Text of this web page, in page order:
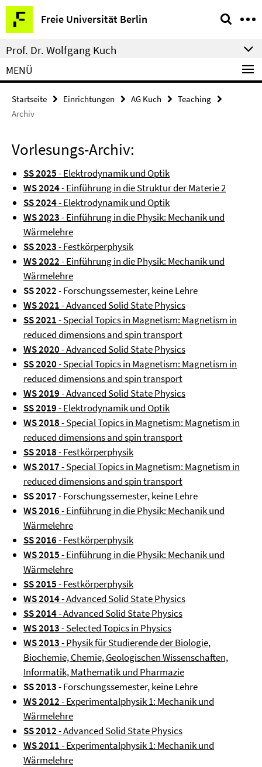
Springe
direkt
zu
Inhalt
Freie Universität Berlin
Service-
Navigation
Prof. Dr. Wolfgang Kuch
MENÜ
Startseite Einrichtungen AG Kuch
Teaching
Archiv
Vorlesungs-Archiv:
SS 2025- Elektrodynamik und Optik
WS 2024- Einführung in die Struktur der Materie 2
SS 2024- Elektrodynamik und Optik
WS 2023- Einführung in die Physik: Mechanik und
Wärmelehre
SS 2023- Festkörperphysik
WS 2022- Einführung in die Physik: Mechanik und
Wärmelehre
SS 2022- Forschungssemester, keine Lehre
WS 2021- Advanced Solid State Physics
SS 2021- Special Topics in Magnetism: Magnetism in
reduced dimensions and spin transport
WS 2020- Advanced Solid State Physics
SS 2020- Special Topics in Magnetism: Magnetism in
reduced dimensions and spin transport
WS 2019- Advanced Solid State Physics
SS 2019- Elektrodynamik und Optik
WS 2018- Special Topics in Magnetism: Magnetism in
reduced dimensions and spin transport
SS 2018- Festkörperphysik
WS 2017- Special Topics in Magnetism: Magnetism in
reduced dimensions and spin transport
SS 2017- Forschungssemester, keine Lehre
WS 2016- Einführung in die Physik: Mechanik und
Wärmelehre
SS 2016- Festkörperphysik
WS 2015- Einführung in die Physik: Mechanik und
Wärmelehre
SS 2015- Festkörperphysik
WS 2014- Advanced Solid State Physics
SS 2014- Advanced Solid State Physics
WS 2013- Selected Topics in Physics
WS 2013- Physik für Studierende der Biologie,
Biochemie, Chemie, Geologischen Wissenschaften,
Informatik, Mathematik und Pharmazie
SS 2013- Forschungssemester, keine Lehre
WS 2012- Experimentalphysik 1: Mechanik und
Wärmelehre
SS 2012- Advanced Solid State Physics
WS 2011- Experimentalphysik 1: Mechanik und
Wärmelehre